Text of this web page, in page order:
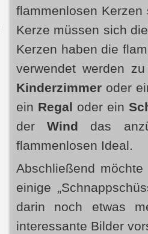
flammenlosen
Kerze müssen sich
Kerzen haben die
verwendet werden
Kinderzimmer oder
ein Regal oder ein
derWind das
flammenlosen Ideal.
Abschließend
einige
darin noch etwas
interessante Bilder